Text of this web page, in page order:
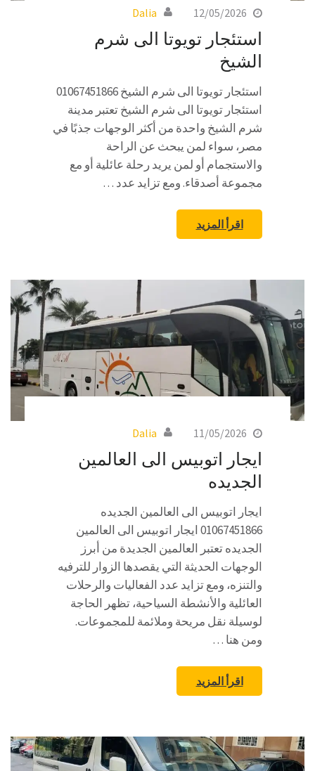
12/05/2026
Dalia
استئجار تويوتا الى شرم
الشيخ
استئجار تويوتا الى شرم الشيخ 01067451866
استئجار تويوتا الى شرم الشيخ تعتبر مدينة
شرم الشيخ واحدة من أكثر الوجهات جذبًا في
مصر، سواء لمن يبحث عن الراحة
والاستجمام أو لمن يريد رحلة عائلية أو مع
مجموعة أصدقاء. ومع تزايد عدد …
اقرأ المزيد
11/05/2026
Dalia
ايجار اتوبيس الى العالمين
الجديده
ايجار اتوبيس الى العالمين الجديده
01067451866 ايجار اتوبيس الى العالمين
الجديده تعتبر العالمين الجديدة من أبرز
الوجهات الحديثة التي يقصدها الزوار للترفيه
والتنزه، ومع تزايد عدد الفعاليات والرحلات
العائلية والأنشطة السياحية، تظهر الحاجة
لوسيلة نقل مريحة وملائمة للمجموعات.
ومن هنا …
اقرأ المزيد